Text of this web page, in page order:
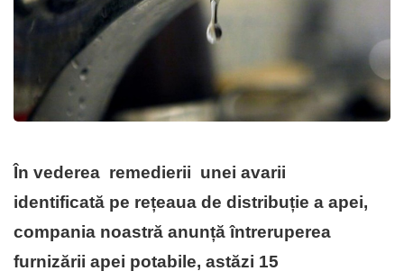
În vederea remedierii unei avarii
identificată pe rețeaua de distribuție a apei,
compania noastră anunțăîntreruperea
furnizării apei potabile, astăzi 15